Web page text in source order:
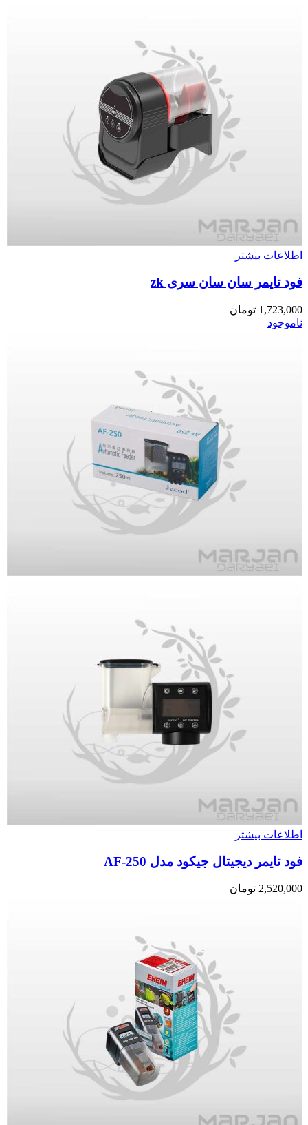
اطلاعات بیشتر
فود تایمر سان سان سری zk
1,723,000 تومان
ناموجود
اطلاعات بیشتر
فود تایمر دیجیتال جیکود مدل AF-250
2,520,000 تومان